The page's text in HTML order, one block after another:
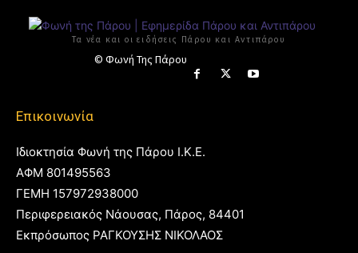
Τα νέα και οι ειδήσεις Πάρου και Αντιπάρου
© Φωνή Της Πάρου
Επικοινωνία
Ιδιοκτησία Φωνή της Πάρου Ι.Κ.Ε.
ΑΦΜ 801495563
ΓΕΜΗ 157972938000
Περιφερειακός Νάουσας, Πάρος, 84401
Εκπρόσωπος ΡΑΓΚΟΥΣΗΣ ΝΙΚΟΛΑΟΣ